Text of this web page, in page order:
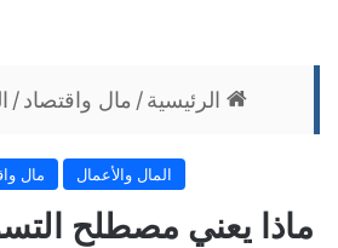
الرئيسية/ مال واقتصاد/
المال والأعمال مال
ماذا يعني مصطلح